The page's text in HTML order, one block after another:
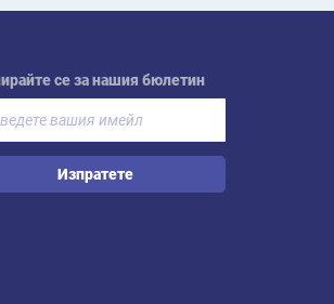
се за нашия бюлетин
Изпратете